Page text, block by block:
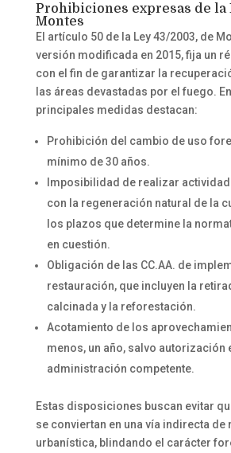
Prohibiciones expresas de la
Montes
El artículo 50 de la Ley 43/2003, de
versión modificada en 2015, fija un
con el fin de garantizar la
las áreas devastadas por el fuego.
principales medidas destacan:
Prohibición del cambio de uso
mínimo de 30 años.
Imposibilidad de realizar
con la regeneración natural de la
los plazos que determine la
en cuestión.
Obligación de las CC.AA. de
restauración, que incluyen la
calcinada y la reforestación.
Acotamiento de los
menos, un año, salvo autorización
administración competente.
Estas disposiciones buscan evitar
se conviertan en una vía indirecta
urbanística, blindando el carácter